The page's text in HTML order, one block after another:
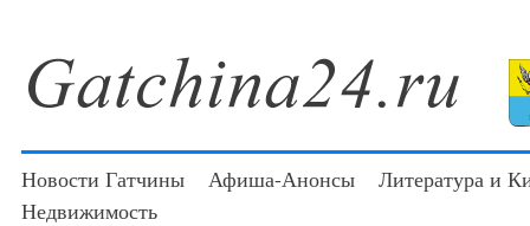
Новости Гатчины Афиша-Анонсы
Литература и
Недвижимость